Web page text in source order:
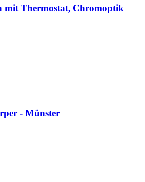
mit Thermostat, Chromoptik
- Münster